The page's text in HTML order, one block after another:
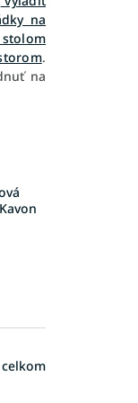
na
.
na